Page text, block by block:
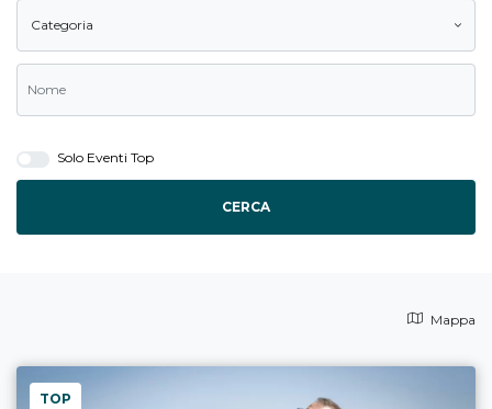
Categoria
Solo Eventi Top
CERCA
Mappa
TOP